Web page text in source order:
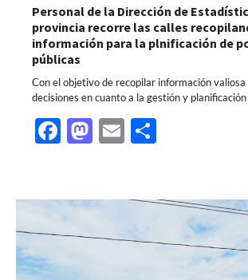
Personal de la Dirección de
provincia recorre las calles
información para la plnificación de
públicas
Con el objetivo de recopilar información
decisiones en cuanto a la gestión y
Facebook
Mastodon
Email